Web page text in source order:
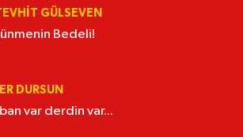
GÜLSEVEN
Bedeli!
DURSUN
var derdin var...